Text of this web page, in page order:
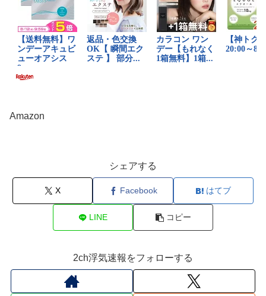
Amazon
シェアする
X Facebook はてブ
LINE コピー
2ch浮気速報をフォローする